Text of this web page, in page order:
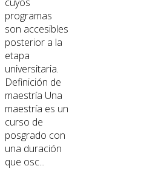
programas
son accesibles
posterior a la
etapa
universitaria.
Definición de
maestría Una
maestría es un
curso de
posgrado con
una duración
que osc...